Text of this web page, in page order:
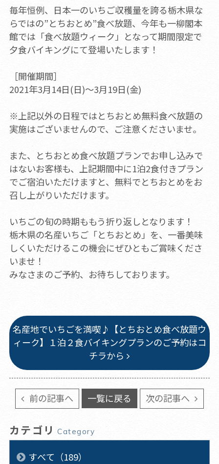
毎年恒例、日本一のいちご収穫量を誇る栃木県な
らではの”とちおとめ”食べ放題、今年も一柳閣本
館では「食べ放題ウィーク」となって期間限定で
夕食バイキングにて登場いたします！
［開催期間］
2021年3月14日(日)～3月19日(金)
※上記以外の日程ではとちおとめ無料食べ放題の
実施はございませんので、ご注意くださいませ。
また、とちおとめ食べ放題プランでお申し込みで
はないお客様も、上記期間中に1泊2食付きプラン
でご宿泊いただけますと、無料でとちおとめをお
召し上がりいただけます。
いちごの旬の時期ももう折り返しとなります！
栃木県の名産いちご「とちおとめ」を、一番美味
しくいただけるこの機会にぜひともご賞味くださ
いませ！
みなさまのご予約、お待ちしております。
名産地でいちごを満喫♪【とちおとめ食べ放題ウ
ィーク】１泊２食バイキングプランのご予約はコ
チラから
前の記事へ 一覧に戻る 次の記事へ
カテゴリ Category
すべて（189）